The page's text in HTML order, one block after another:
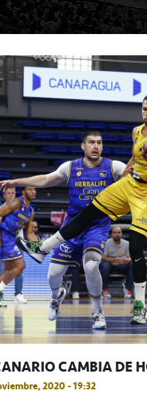
CAMBIA DE
2020 - 19:32